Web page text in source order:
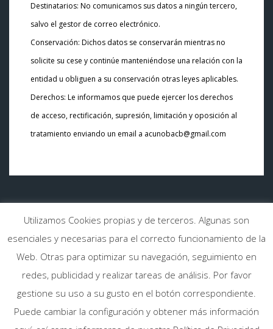
Destinatarios: No comunicamos sus datos a ningún tercero,
salvo el gestor de correo electrónico.
Conservación: Dichos datos se conservarán mientras no
solicite su cese y continúe manteniéndose una relación con la
entidad u obliguen a su conservación otras leyes aplicables.
Derechos: Le informamos que puede ejercer los derechos
de acceso, rectificación, supresión, limitación y oposición al
tratamiento enviando un email a acunobacb@gmail.com
Copyright © 2018 - Todos los Derechos Reservados IAviso Legal
olítica de Cookies Términos y Condiciones
Utilizamos Cookies propias y de terceros. Algunas son
esenciales y necesarias para el correcto funcionamiento de la
Web. Otras para optimizar su navegación, seguimiento en
redes, publicidad y realizar tareas de análisis. Por favor
gestione su uso a su gusto en el botón correspondiente.
Puede cambiar la configuración y obtener más información